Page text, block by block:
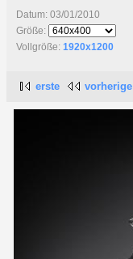
Datum: 03/01/2010
Größe:
Vollgröße: 1920x1200
erste vorherige